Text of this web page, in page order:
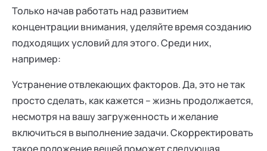
Только начав работать над развитием
концентрации внимания, уделяйте время созданию
подходящих условий для этого. Среди них,
например:
Устранение отвлекающих факторов. Да, это не так
просто сделать, как кажется – жизнь продолжается,
несмотря на вашу загруженность и желание
включиться в выполнение задачи. Скорректировать
такое положение вещей поможет следующая